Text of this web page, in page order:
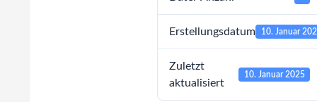
Erstellungsdatum 10. Januar
Zuletzt
aktualisiert
10. Januar 2025